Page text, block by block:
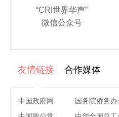
“CRI世界华声”
微信公众号
友情链接 合作媒体
中国政府网 国务院侨务办